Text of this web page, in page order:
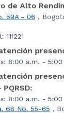
de Alto
59A - 06 ,
8:00 a.m. - 5:00
8:00 a.m. - 5:00
68 No. 55-65 ,